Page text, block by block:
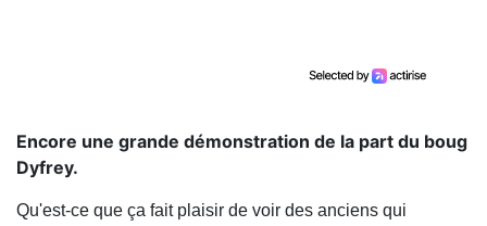
Encore une grande démonstration de la part du boug
Dyfrey.
Qu'est-ce que ça fait plaisir de voir des anciens qui